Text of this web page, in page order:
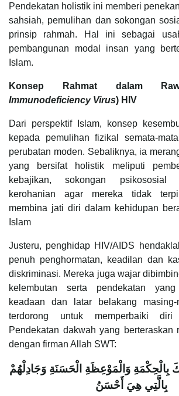
Pendekatan holistik ini memberi
sahsiah, pemulihan dan sokongan
prinsip rahmah. Hal ini sebagai
pembangunan modal insan yang
Islam.
Konsep Rahmat dalam
Immunodeficiency Virus) HIV
Dari perspektif Islam, konsep
kepada pemulihan fizikal semata-
perubatan moden. Sebaliknya, ia
yang bersifat holistik meliputi
kebajikan, sokongan psikososial
kerohanian agar mereka tidak
membina jati diri dalam kehidupan
Islam
Justeru, penghidap HIV/AIDS
penuh penghormatan, keadilan dan
diskriminasi. Mereka juga wajar
kelembutan serta pendekatan
keadaan dan latar belakang masing-
terdorong untuk memperbaiki
Pendekatan dakwah yang berteraskan
dengan firman Allah SWT:
بِالْحِكْمَةِ وَالْمَوْعِظَةِ الْحَسَنَةِ وَجَادِلْهُمْ
بِالَّتِي هِيَ أَحْسَنُ